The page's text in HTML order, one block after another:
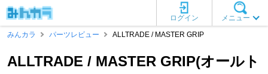
メニュー
ログイン
みんカラ
パーツレビュー ALLTRADE / MASTER GRIP
ALLTRADE / MASTER GRIP(オールト